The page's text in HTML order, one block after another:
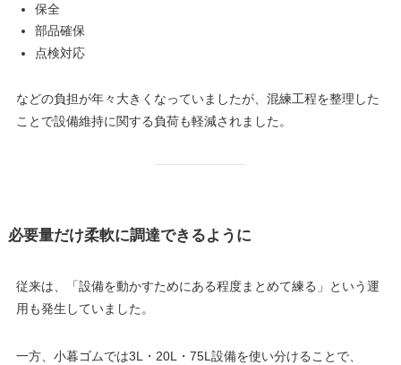
保全
部品確保
点検対応
などの負担が年々大きくなっていましたが、混練工程を整理した
ことで設備維持に関する負荷も軽減されました。
必要量だけ柔軟に調達できるように
従来は、「設備を動かすためにある程度まとめて練る」という運
用も発生していました。
一方、小暮ゴムでは3L・20L・75L設備を使い分けることで、